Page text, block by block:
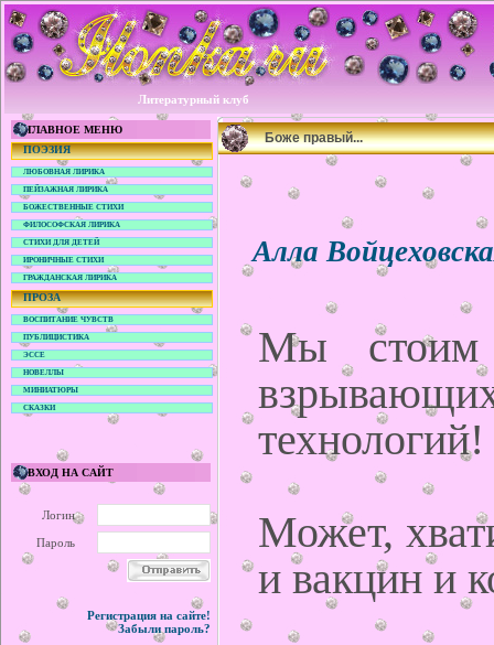
Литературный клуб
ГЛАВНОЕ МЕНЮ
ПОЭЗИЯ
ЛЮБОВНАЯ ЛИРИКА
ПЕЙЗАЖНАЯ ЛИРИКА
БОЖЕСТВЕННЫЕ СТИХИ
ФИЛОСОФСКАЯ ЛИРИКА
СТИХИ ДЛЯ ДЕТЕЙ
ИРОНИЧНЫЕ СТИХИ
ГРАЖДАНСКАЯ ЛИРИКА
ПРОЗА
ВОСПИТАНИЕ ЧУВСТВ
ПУБЛИЦИСТИКА
ЭССЕ
НОВЕЛЛЫ
МИНИАТЮРЫ
СКАЗКИ
ВХОД НА САЙТ
Логин
Пароль
Регистрация на сайте!
Забыли пароль?
Боже правый...
Алла
Мы стоим
технологий!
Может,
и вакцин и